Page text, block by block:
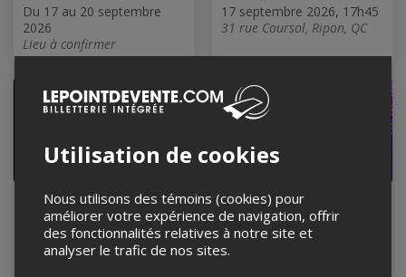
Du 17 au 20 septembre
2026
Lieu à confirmer
17 septembre 2026, 17h45
31 rue Coursol, Ripon, QC
Abonnement
philanthropique –
485 $ Montant
admissible au reçu
Festival Ripon trad
2026 - Passeports
Du 17 au 20 septembre
2026
Utilisation de cookies
Nous utilisons des témoins (cookies) pour
améliorer votre expérience de navigation, offrir
des fonctionnalités relatives à notre site et
analyser le trafic de nos sites.